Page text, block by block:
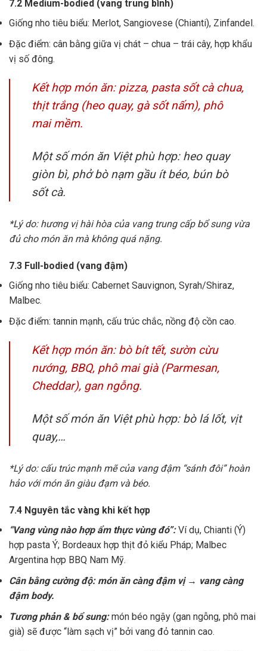
7.2 Medium-bodied (vang trung bình)
Giống nho tiêu biểu: Merlot, Sangiovese (Chianti), Zinfandel.
Đặc điểm: cân bằng giữa vị chát – chua – trái cây, hợp khẩu
vị số đông.
Kết hợp món ăn: pizza, pasta sốt cà chua,
thịt trắng (heo quay, gà sốt nấm), phô
mai mềm.
Một số món ăn Việt phù hợp: heo quay
giòn bì, phở bò nạm gầu ít béo, bún bò
sốt cà.
*Lý do: hương vị hài hòa của vang trung cấp bổ sung vừa
đủ cho món ăn mà không quá nặng.
7.3 Full-bodied (vang đậm)
Giống nho tiêu biểu: Cabernet Sauvignon, Syrah/Shiraz,
Malbec.
Đặc điểm: tannin mạnh, cấu trúc chắc, nồng độ cồn cao.
Kết hợp món ăn: bò bít tết, sườn cừu
nướng, BBQ, phô mai già (Parmesan,
Cheddar), gan ngỗng.
Một số món ăn Việt phù hợp: bò lá lốt, vịt
quay,…
*Lý do: cấu trúc mạnh mẽ của vang đậm “sánh đôi” hoàn
hảo với món ăn giàu đạm và béo.
7.4 Nguyên tắc vàng khi kết hợp
“Vang vùng nào hợp ẩm thực vùng đó”:Ví dụ, Chianti (Ý)
hợp pasta Ý; Bordeaux hợp thịt đỏ kiểu Pháp; Malbec
Argentina hợp BBQ Nam Mỹ.
Cân bằng cường độ: món ăn càng đậm vị → vang càng
đậm body.
Tương phản & bổ sung:món béo ngậy (gan ngỗng, phô mai
già) sẽ được “làm sạch vị” bởi vang đỏ tannin cao.